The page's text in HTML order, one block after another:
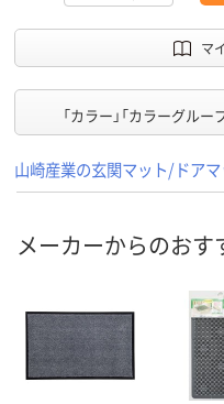
マ
「カラー」「カラーグルー
山崎産業の玄関マット/ドア
メーカーからのおす